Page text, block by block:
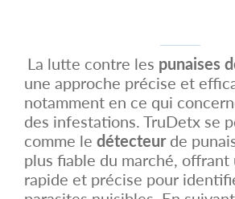
La lutte contre les punaises
une approche précise et
notamment en ce qui
des infestations. TruDetx se
comme le détecteurde
plus fiable du marché,
rapide et précise pour